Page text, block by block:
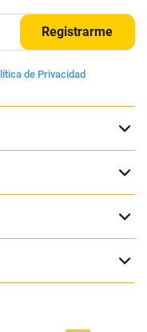
Registrarme
de Privacidad